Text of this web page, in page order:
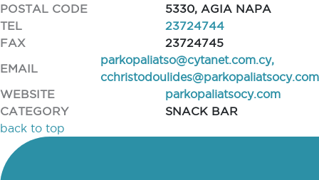
POSTAL CODE
5330, AGIA NAPA
TEL
23724744
FAX
23724745
EMAIL
parkopaliatso@cytanet.com.cy,
cchristodoulides@parkopaliatsocy.com
WEBSITE
parkopaliatsocy.com
CATEGORY
SNACK BAR
back to top